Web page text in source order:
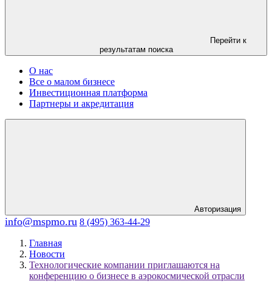
Перейти к
результатам поиска
О нас
Все о малом бизнесе
Инвестиционная платформа
Партнеры и акредитация
Авторизация
info@mspmo.ru 8 (495) 363-44-29
Главная
Новости
Технологические компании приглашаются на
конференцию о бизнесе в аэрокосмической отрасли